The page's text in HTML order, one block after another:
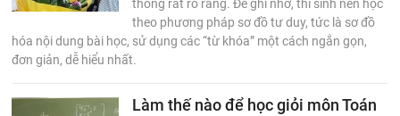
thống rất rõ ràng. Để ghi nhớ, thí sinh nên học
theo phương pháp sơ đồ tư duy, tức là sơ đồ
hóa nội dung bài học, sử dụng các “từ khóa” một cách ngắn gọn,
đơn giản, dễ hiểu nhất.
Làm thế nào để học giỏi môn Toán